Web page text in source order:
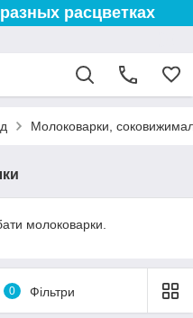
расцветках
Молоковарки,
молоковарки.
0 Фільтри